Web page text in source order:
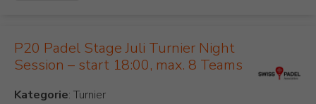
P20 Padel Stage Juli Turnier Night
Session – start 18:00, max. 8 Teams
Kategorie